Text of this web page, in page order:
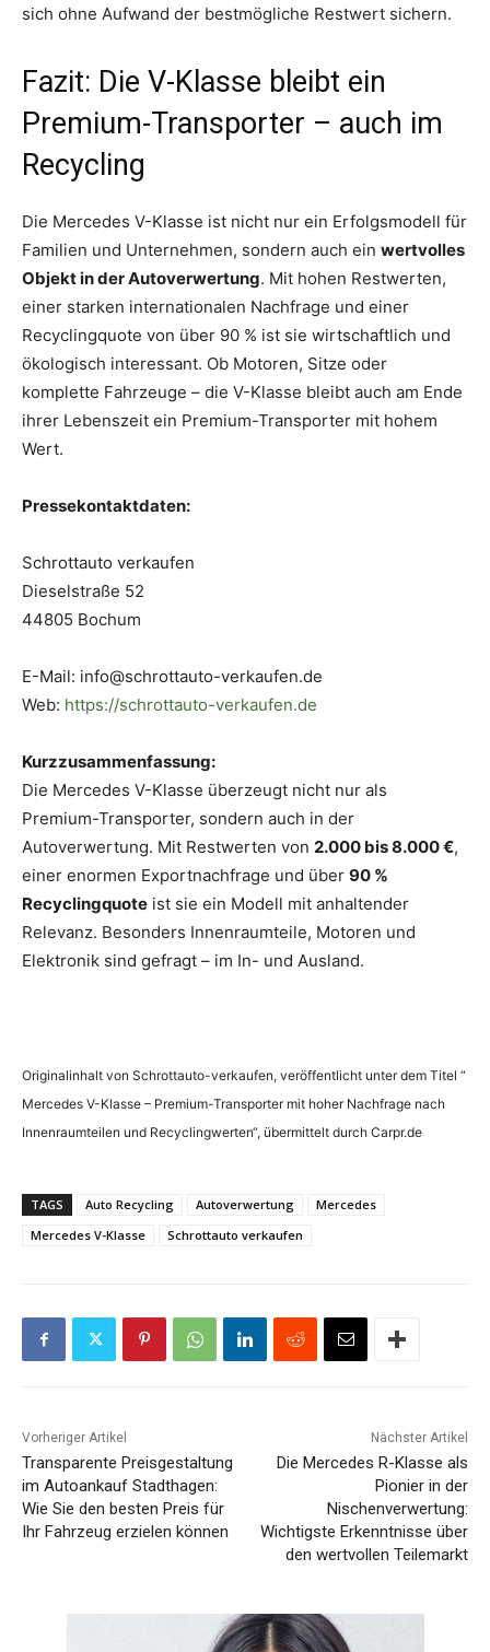
sich ohne Aufwand der bestmögliche Restwert sichern.
Fazit: Die V-Klasse bleibt ein
Premium-Transporter – auch im
Recycling
Die Mercedes V-Klasse ist nicht nur ein Erfolgsmodell für
Familien und Unternehmen, sondern auch ein wertvolles
Objekt in der Autoverwertung. Mit hohen Restwerten,
einer starken internationalen Nachfrage und einer
Recyclingquote von über 90 % ist sie wirtschaftlich und
ökologisch interessant. Ob Motoren, Sitze oder
komplette Fahrzeuge – die V-Klasse bleibt auch am Ende
ihrer Lebenszeit ein Premium-Transporter mit hohem
Wert.
Pressekontaktdaten:
Schrottauto verkaufen
Dieselstraße 52
44805 Bochum
E-Mail: info@schrottauto-verkaufen.de
Web: https://schrottauto-verkaufen.de
Kurzzusammenfassung:
Die Mercedes V-Klasse überzeugt nicht nur als
Premium-Transporter, sondern auch in der
Autoverwertung. Mit Restwerten von 2.000 bis 8.000 €,
einer enormen Exportnachfrage und über 90 %
Recyclingquote ist sie ein Modell mit anhaltender
Relevanz. Besonders Innenraumteile, Motoren und
Elektronik sind gefragt – im In- und Ausland.
Originalinhalt von Schrottauto-verkaufen, veröffentlicht unter dem Titel “
Mercedes V-Klasse – Premium-Transporter mit hoher Nachfrage nach
Innenraumteilen und Recyclingwerten“, übermittelt durch Carpr.de
TAGS Auto Recycling Autoverwertung
Mercedes
Mercedes V-Klasse
Schrottauto verkaufen
Vorheriger Artikel
Transparente Preisgestaltung
im Autoankauf Stadthagen:
Wie Sie den besten Preis für
Ihr Fahrzeug erzielen können
Nächster Artikel
Die Mercedes R-Klasse als
Pionier in der
Nischenverwertung:
Wichtigste Erkenntnisse über
den wertvollen Teilemarkt